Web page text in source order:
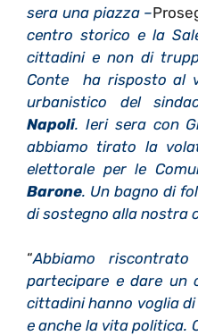
sera una piazza –
centro storico e la
cittadini e non di
Conte ha risposto al
urbanistico del
Napoli. Ieri sera con
abbiamo tirato la
elettorale per le
Barone. Un bagno di
di sostegno alla nostra
“Abbiamo
partecipare e dare un
cittadini hanno voglia
e anche la vita politica.